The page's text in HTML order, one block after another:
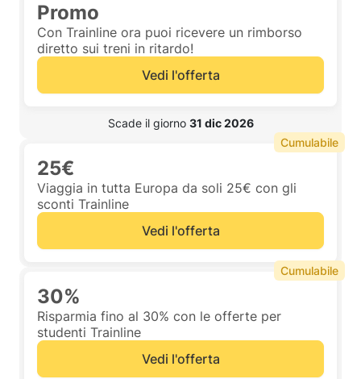
Promo
Con Trainline ora puoi ricevere un rimborso
diretto sui treni in ritardo!
Vedi l'offerta
Scade il giorno 31 dic 2026
25€
Viaggia in tutta Europa da soli 25€ con gli
sconti Trainline
Vedi l'offerta
Cumulabile
30%
Risparmia fino al 30% con le offerte per
studenti Trainline
Vedi l'offerta
Cumulabile